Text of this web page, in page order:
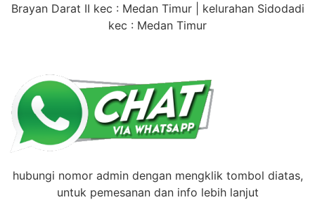
Brayan Darat II kec : Medan Timur | kelurahan Sidodadi
kec : Medan Timur
hubungi nomor admin dengan mengklik tombol diatas,
untuk pemesanan dan info lebih lanjut